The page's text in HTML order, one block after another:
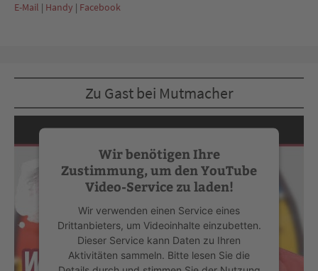
E-Mail | Handy | Facebook
Zu Gast bei Mutmacher
Wir benötigen Ihre
Zustimmung, um den YouTube
Video-Service zu laden!
Wir verwenden einen Service eines
Drittanbieters, um Videoinhalte einzubetten.
Dieser Service kann Daten zu Ihren
Aktivitäten sammeln. Bitte lesen Sie die